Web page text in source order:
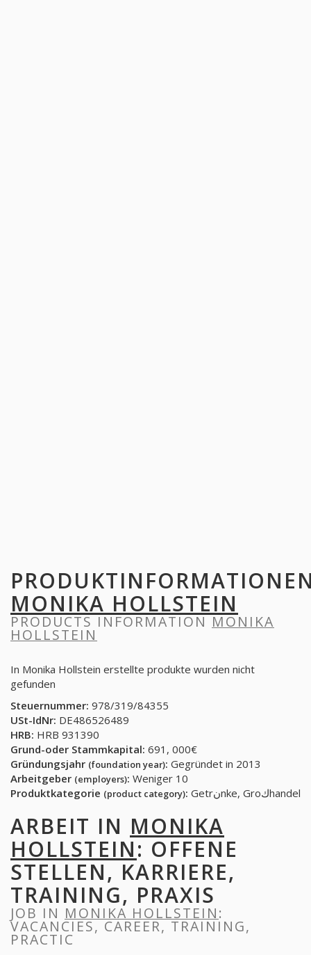
MONIKA HOLLSTEIN
PRODUCTS INFORMATION MONIKA
HOLLSTEIN
In Monika Hollstein erstellte produkte wurden nicht
gefunden
Steuernummer: 978/319/84355
USt-IdNr: DE486526489
HRB: HRB 931390
Grund-oder Stammkapital: 691, 000€
Gründungsjahr (foundation year): Gegründet in 2013
Arbeitgeber (employers): Weniger 10
Produktkategorie (product category): Getrنnke, Groكhandel
ARBEIT IN MONIKA
HOLLSTEIN: OFFENE
STELLEN, KARRIERE,
TRAINING, PRAXIS
JOB IN MONIKA HOLLSTEIN:
VACANCIES, CAREER, TRAINING,
PRACTIC